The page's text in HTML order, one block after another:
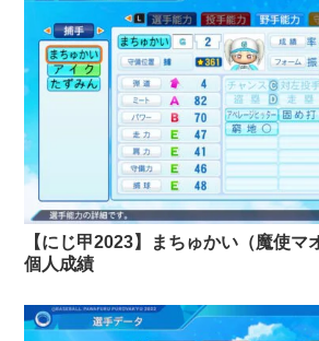
【にじ甲2023】まちゅかい（魔使マ
個人成績